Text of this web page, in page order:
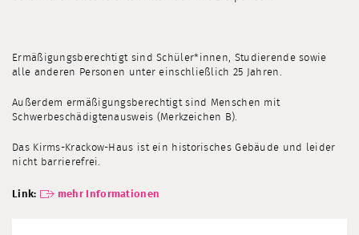
Ermäßigungsberechtigt sind Schüler*innen, Studierende sowie
alle anderen Personen unter einschließlich 25 Jahren.
Außerdem ermäßigungsberechtigt sind Menschen mit
Schwerbeschädigtenausweis (Merkzeichen B).
Das Kirms-Krackow-Haus ist ein historisches Gebäude und leider
nicht barrierefrei.
Link: mehr Informationen